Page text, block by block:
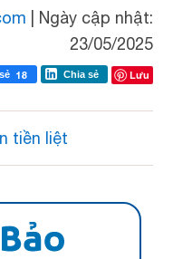
Ngày cập nhật:
23/05/2025
18 Chia sẻ Lưu
tiền liệt